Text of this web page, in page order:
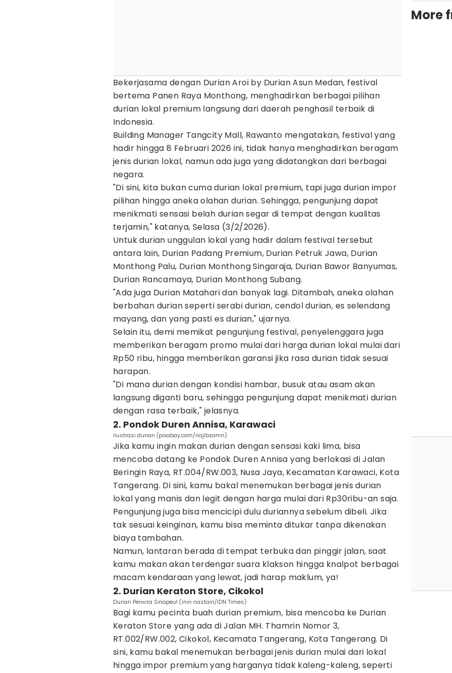
Bekerjasama dengan Durian Aroi by Durian Asun Medan, festival
bertema Panen Raya Monthong, menghadirkan berbagai pilihan
durian lokal premium langsung dari daerah penghasil terbaik di
Indonesia.
Building Manager Tangcity Mall, Rawanto mengatakan, festival yang
hadir hingga 8 Februari 2026 ini, tidak hanya menghadirkan beragam
jenis durian lokal, namun ada juga yang didatangkan dari berbagai
negara.
"Di sini, kita bukan cuma durian lokal premium, tapi juga durian impor
pilihan hingga aneka olahan durian. Sehingga, pengunjung dapat
menikmati sensasi belah durian segar di tempat dengan kualitas
terjamin," katanya, Selasa (3/2/2026).
Untuk durian unggulan lokal yang hadir dalam festival tersebut
antara lain, Durian Padang Premium, Durian Petruk Jawa, Durian
Monthong Palu, Durian Monthong Singaraja, Durian Bawor Banyumas,
Durian Rancamaya, Durian Monthong Subang.
"Ada juga Durian Matahari dan banyak lagi. Ditambah, aneka olahan
berbahan durian seperti serabi durian, cendol durian, es selendang
mayang, dan yang pasti es durian," ujarnya.
Selain itu, demi memikat pengunjung festival, penyelenggara juga
memberikan beragam promo mulai dari harga durian lokal mulai dari
Rp50 ribu, hingga memberikan garansi jika rasa durian tidak sesuai
harapan.
"Di mana durian dengan kondisi hambar, busuk atau asam akan
langsung diganti baru, sehingga pengunjung dapat menikmati durian
dengan rasa terbaik," jelasnya.
2. Pondok Duren Annisa, Karawaci
ilustrasi durian (pixabay.com/najibzamri)
Jika kamu ingin makan durian dengan sensasi kaki lima, bisa
mencoba datang ke Pondok Duren Annisa yang berlokasi di Jalan
Beringin Raya, RT.004/RW.003, Nusa Jaya, Kecamatan Karawaci, Kota
Tangerang. Di sini, kamu bakal menemukan berbagai jenis durian
lokal yang manis dan legit dengan harga mulai dari Rp30ribu-an saja.
Pengunjung juga bisa mencicipi dulu duriannya sebelum dibeli. Jika
tak sesuai keinginan, kamu bisa meminta ditukar tanpa dikenakan
biaya tambahan.
Namun, lantaran berada di tempat terbuka dan pinggir jalan, saat
kamu makan akan terdengar suara klakson hingga knalpot berbagai
macam kendaraan yang lewat, jadi harap maklum, ya!
2. Durian Keraton Store, Cikokol
Durian Perwira Sinapeul (inin nastain/IDN Times)
Bagi kamu pecinta buah durian premium, bisa mencoba ke Durian
Keraton Store yang ada di Jalan MH. Thamrin Nomor 3,
RT.002/RW.002, Cikokol, Kecamata Tangerang, Kota Tangerang. Di
sini, kamu bakal menemukan berbagai jenis durian mulai dari lokal
hingga impor premium yang harganya tidak kaleng-kaleng, seperti
More